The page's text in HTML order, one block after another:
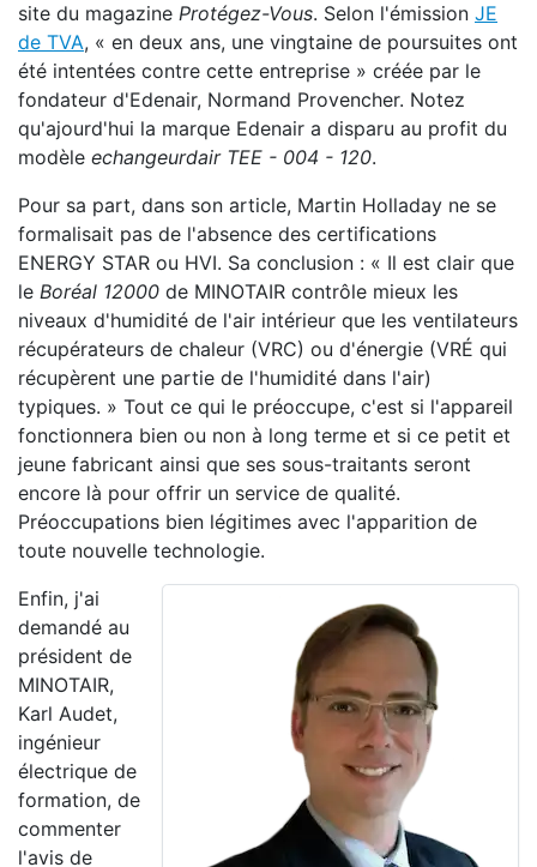
site du magazine Protégez-Vous. Selon l'émission JE
de TVA, « en deux ans, une vingtaine de poursuites ont
été intentées contre cette entreprise » créée par le
fondateur d'Edenair, Normand Provencher. Notez
qu'ajourd'hui la marque Edenair a disparu au profit du
modèle echangeurdair TEE - 004 - 120.
Pour sa part, dans son article, Martin Holladay ne se
formalisait pas de l'absence des certifications
ENERGY STAR ou HVI. Sa conclusion : « Il est clair que
le Boréal 12000 de MINOTAIR contrôle mieux les
niveaux d'humidité de l'air intérieur que les ventilateurs
récupérateurs de chaleur (VRC) ou d'énergie (VRÉ qui
récupèrent une partie de l'humidité dans l'air)
typiques. » Tout ce qui le préoccupe, c'est si l'appareil
fonctionnera bien ou non à long terme et si ce petit et
jeune fabricant ainsi que ses sous-traitants seront
encore là pour offrir un service de qualité.
Préoccupations bien légitimes avec l'apparition de
toute nouvelle technologie.
Enfin, j'ai
demandé au
président de
MINOTAIR,
Karl Audet,
ingénieur
électrique de
formation, de
commenter
l'avis de